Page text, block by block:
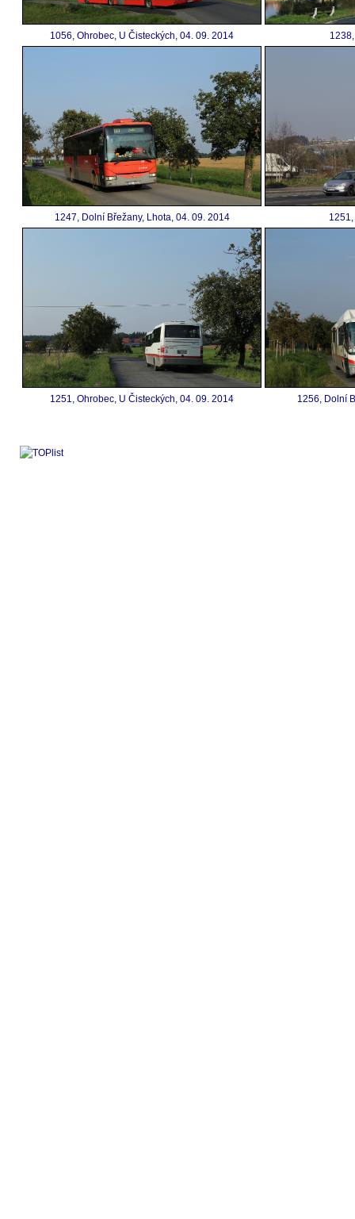
1056, Ohrobec, U Čisteckých, 04. 09. 2014
1247, Dolní Břežany, Lhota, 04. 09. 2014
1251, Ohrobec, U Čisteckých, 04. 09. 2014 1256, Dolní